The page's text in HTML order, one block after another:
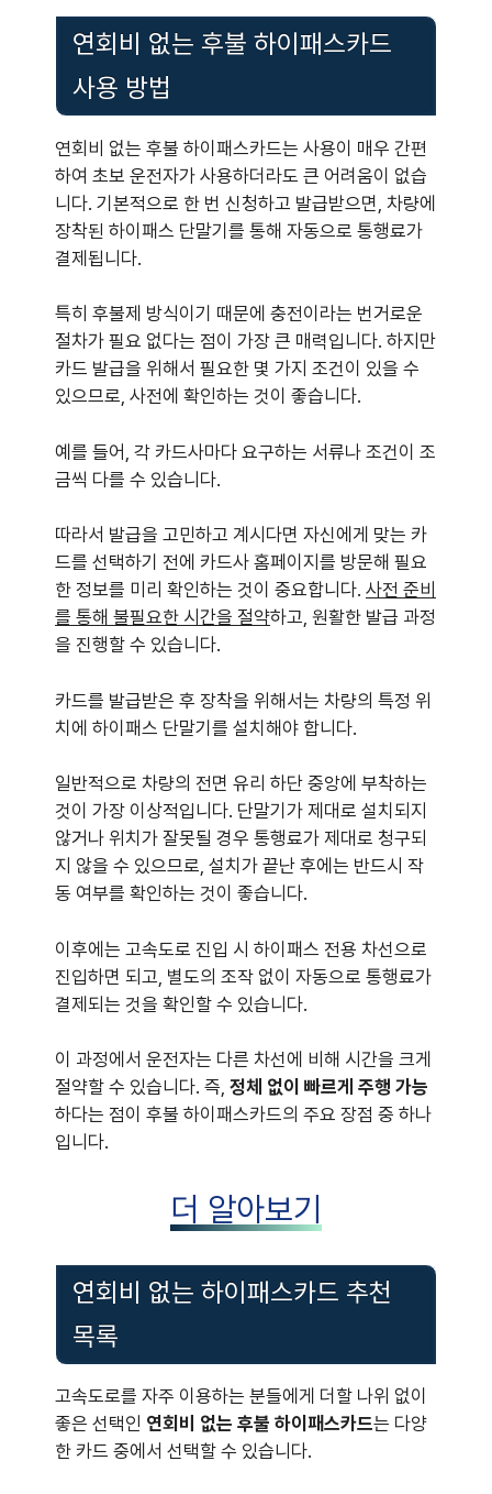
연회비 없는 후불 하이패스카드
사용 방법
연회비 없는 후불 하이패스카드는 사용이 매우 간편
하여 초보 운전자가 사용하더라도 큰 어려움이 없습
니다. 기본적으로 한 번 신청하고 발급받으면, 차량에
장착된 하이패스 단말기를 통해 자동으로 통행료가
결제됩니다.
특히 후불제 방식이기 때문에 충전이라는 번거로운
절차가 필요 없다는 점이 가장 큰 매력입니다. 하지만
카드 발급을 위해서 필요한 몇 가지 조건이 있을 수
있으므로, 사전에 확인하는 것이 좋습니다.
예를 들어, 각 카드사마다 요구하는 서류나 조건이 조
금씩 다를 수 있습니다.
따라서 발급을 고민하고 계시다면 자신에게 맞는 카
드를 선택하기 전에 카드사 홈페이지를 방문해 필요
한 정보를 미리 확인하는 것이 중요합니다. 사전 준비
를 통해 불필요한 시간을 절약하고, 원활한 발급 과정
을 진행할 수 있습니다.
카드를 발급받은 후 장착을 위해서는 차량의 특정 위
치에 하이패스 단말기를 설치해야 합니다.
일반적으로 차량의 전면 유리 하단 중앙에 부착하는
것이 가장 이상적입니다. 단말기가 제대로 설치되지
않거나 위치가 잘못될 경우 통행료가 제대로 청구되
지 않을 수 있으므로, 설치가 끝난 후에는 반드시 작
동 여부를 확인하는 것이 좋습니다.
이후에는 고속도로 진입 시 하이패스 전용 차선으로
진입하면 되고, 별도의 조작 없이 자동으로 통행료가
결제되는 것을 확인할 수 있습니다.
이 과정에서 운전자는 다른 차선에 비해 시간을 크게
절약할 수 있습니다. 즉, 정체 없이 빠르게 주행 가능
하다는 점이 후불 하이패스카드의 주요 장점 중 하나
입니다.
더 알아보기
연회비 없는 하이패스카드 추천
목록
고속도로를 자주 이용하는 분들에게 더할 나위 없이
좋은 선택인 연회비 없는 후불 하이패스카드는 다양
한 카드 중에서 선택할 수 있습니다.